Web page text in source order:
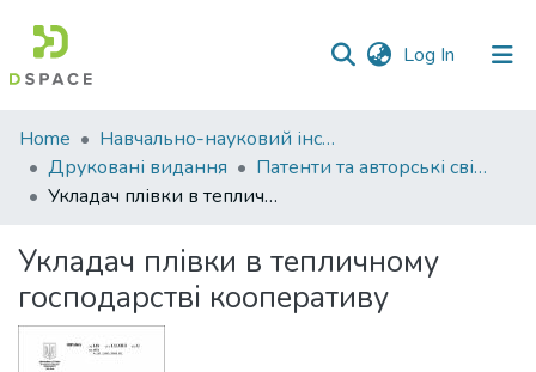
Log In (current)
Communities
&
Collections
Statistics
Home
Навчально-науковий інститут економіки, управління, права та інформаційних технологій
Друковані видання
Патенти та авторські свідоцтва. Навчально-науковий інститут економіки, управління, права та інформаційних технологій
Укладач плівки в тепличному господарстві кооперативу
Укладач плівки в тепличному
господарстві кооперативу